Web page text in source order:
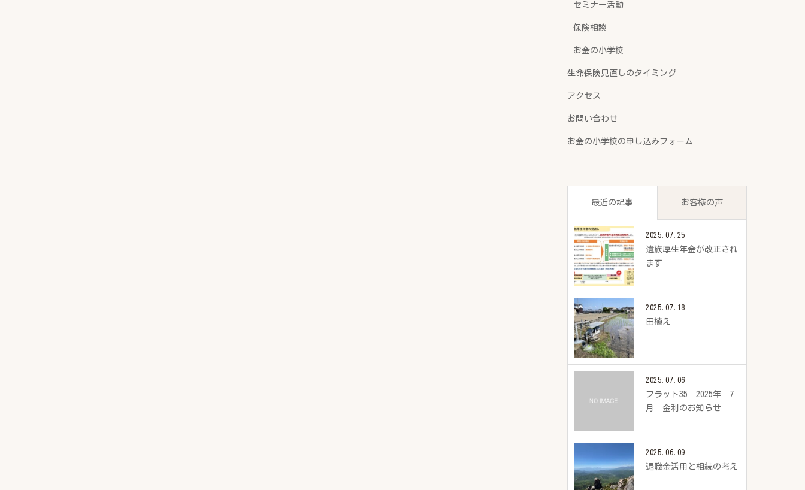
セミナー活動
保険相談
お金の小学校
生命保険見直しのタイミング
アクセス
お問い合わせ
お金の小学校の申し込みフォーム
最近の記事 お客様の声
2025.07.25
遺族厚生年金が改正され
ます
2025.07.18
田植え
2025.07.06
フラット35 2025年 7
月 金利のお知らせ
2025.06.09
退職金活用と相続の考え